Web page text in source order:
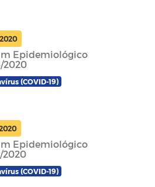
Epidemiológico
2020
(COVID-19)
Epidemiológico
2020
(COVID-19)